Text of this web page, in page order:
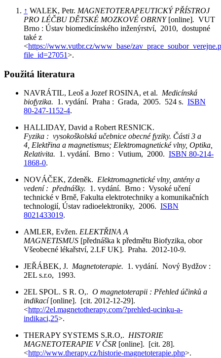
↑ WALEK, Petr. MAGNETOTERAPEUTICKÝ PŘÍSTROJ
PRO LÉČBU DĚTSKÉ MOZKOVÉ OBRNY[online]. VUT
Brno : Ústav biomedicínského inženýrství, 2010, dostupné
také z
<https://www.vutbr.cz/www_base/
file_id=27051>.
Použitá literatura
NAVRÁTIL, Leoš a Jozef ROSINA, et al. Medicínská
biofyzika. 1. vydání. Praha : Grada, 2005. 524 s. ISBN
80-247-1152-4.
HALLIDAY, David a Robert RESNICK.
Fyzika : vysokoškolská učebnice obecné fyziky. Části 3 a
4, Elektřina a magnetismus; Elektromagnetické vlny, Optika,
Relativita. 1. vydání. Brno : Vutium, 2000. ISBN 80-214-
1868-0.
NOVÁČEK, Zdeněk. Elektromagnetické vlny, antény a
vedení : přednášky. 1. vydání. Brno : Vysoké učení
technické v Brně, Fakulta elektrotechniky a komunikačních
technologií, Ústav radioelektroniky, 2006. ISBN
8021433019.
AMLER, Evžen. ELEKTŘINA A
MAGNETISMUS [přednáška k předmětu Biofyzika, obor
Všeobecné lékařství, 2.LF UK]. Praha. 2012-10-9.
JEŘÁBEK, J. Magnetoterapie. 1. vydání. Nový Bydžov :
2EL s.r.o, 1993.
2EL SPOL. S R. O,. O magnetoterapii : Přehled účinků a
indikací[online]. [cit. 2012-12-29].
<http://2el.magnetotherapy.com/?prehled-ucinku-a-
indikaci,25>.
THERAPY SYSTEMS S.R.O,. HISTORIE
MAGNETOTERAPIE V ČSR [online]. [cit. 28].
<http://www.therapy.cz/historie-magnetoterapie.php>.